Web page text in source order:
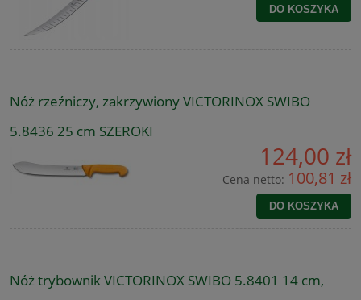
DO KOSZYKA
Nóż rzeźniczy, zakrzywiony VICTORINOX SWIBO
5.8436 25 cm SZEROKI
124,00 zł
Cena netto: 100,81 zł
DO KOSZYKA
Nóż trybownik VICTORINOX SWIBO 5.8401 14 cm,